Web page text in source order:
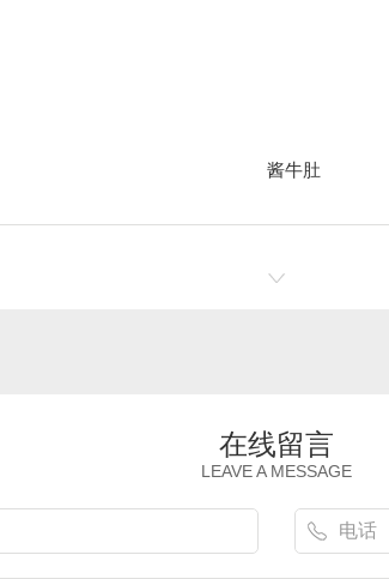
酱牛肚
在线留言
LEAVE A MESSAGE